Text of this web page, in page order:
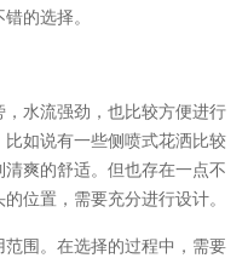
的选择。
水流强劲，也比较方便进行
如说有一些侧喷式花洒比较
爽的舒适。但也存在一点不
位置，需要充分进行设计。
围。在选择的过程中，需要